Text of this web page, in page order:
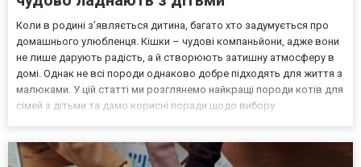
Коли в родині з’являється дитина, багато хто задумується про
домашнього улюбленця. Кішки – чудові компаньйони, адже вони
не лише дарують радість, а й створюють затишну атмосферу в
домі. Однак не всі породи однаково добре підходять для життя з
малюками. У цій статті ми розглянемо найкращі породи котів для
сімей з дітьми та дамо корисні поради щодо вибору